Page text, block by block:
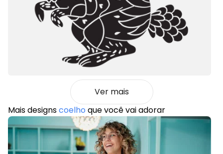
Ver mais
Mais designscoelho que você vai adorar